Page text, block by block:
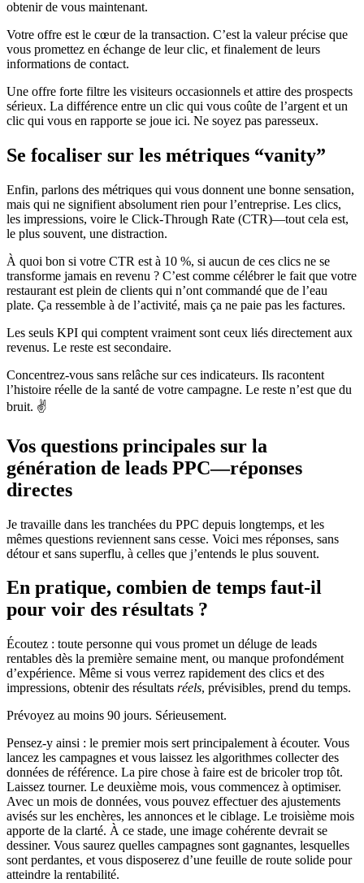
obtenir de vous maintenant.
Votre offre est le cœur de la transaction. C’est la valeur précise que
vous promettez en échange de leur clic, et finalement de leurs
informations de contact.
Une offre forte filtre les visiteurs occasionnels et attire des prospects
sérieux. La différence entre un clic qui vous coûte de l’argent et un
clic qui vous en rapporte se joue ici. Ne soyez pas paresseux.
Se focaliser sur les métriques “vanity”
Enfin, parlons des métriques qui vous donnent une bonne sensation,
mais qui ne signifient absolument rien pour l’entreprise. Les clics,
les impressions, voire le Click-Through Rate (CTR)—tout cela est,
le plus souvent, une distraction.
À quoi bon si votre CTR est à 10 %, si aucun de ces clics ne se
transforme jamais en revenu ? C’est comme célébrer le fait que votre
restaurant est plein de clients qui n’ont commandé que de l’eau
plate. Ça ressemble à de l’activité, mais ça ne paie pas les factures.
Les seuls KPI qui comptent vraiment sont ceux liés directement aux
revenus. Le reste est secondaire.
Concentrez-vous sans relâche sur ces indicateurs. Ils racontent
l’histoire réelle de la santé de votre campagne. Le reste n’est que du
bruit. ✌️
Vos questions principales sur la
génération de leads PPC—réponses
directes
Je travaille dans les tranchées du PPC depuis longtemps, et les
mêmes questions reviennent sans cesse. Voici mes réponses, sans
détour et sans superflu, à celles que j’entends le plus souvent.
En pratique, combien de temps faut-il
pour voir des résultats ?
Écoutez : toute personne qui vous promet un déluge de leads
rentables dès la première semaine ment, ou manque profondément
d’expérience. Même si vous verrez rapidement des clics et des
impressions, obtenir des résultats réels, prévisibles, prend du temps.
Prévoyez au moins 90 jours. Sérieusement.
Pensez-y ainsi : le premier mois sert principalement à écouter. Vous
lancez les campagnes et vous laissez les algorithmes collecter des
données de référence. La pire chose à faire est de bricoler trop tôt.
Laissez tourner. Le deuxième mois, vous commencez à optimiser.
Avec un mois de données, vous pouvez effectuer des ajustements
avisés sur les enchères, les annonces et le ciblage. Le troisième mois
apporte de la clarté. À ce stade, une image cohérente devrait se
dessiner. Vous saurez quelles campagnes sont gagnantes, lesquelles
sont perdantes, et vous disposerez d’une feuille de route solide pour
atteindre la rentabilité.